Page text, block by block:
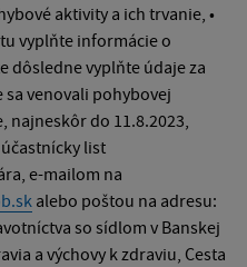
aktivity a ich trvanie, •
vyplňte informácie o
dôsledne vyplňte údaje za
venovali pohybovej
najneskôr do 11.8.2023,
list
e-mailom na
alebo poštou na adresu:
so sídlom v Banskej
a výchovy k zdraviu, Cesta